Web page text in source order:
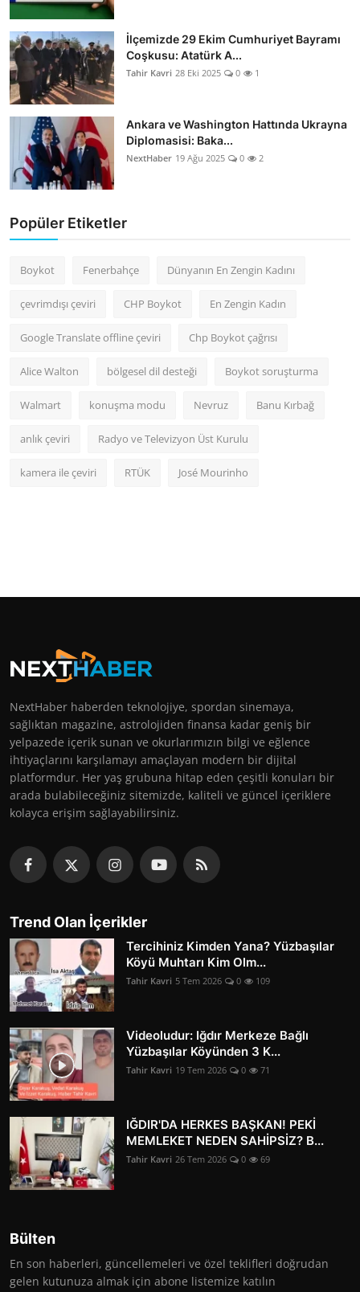
İlçemizde 29 Ekim Cumhuriyet Bayramı
Coşkusu: Atatürk A...
Tahir Kavri 28 Eki 2025 0 1
Ankara ve Washington Hattında Ukrayna
Diplomasisi: Baka...
NextHaber 19 Ağu 2025 0 2
Popüler Etiketler
Boykot Fenerbahçe Dünyanın En Zengin Kadını
çevrimdışı çeviri CHP Boykot En Zengin Kadın
Google Translate offline çeviri Chp Boykot çağrısı
Alice Walton bölgesel dil desteği Boykot soruşturma
Walmart konuşma modu Nevruz Banu Kırbağ
anlık çeviri Radyo ve Televizyon Üst Kurulu
kamera ile çeviri RTÜK José Mourinho
NextHaber haberden teknolojiye, spordan sinemaya,
sağlıktan magazine, astrolojiden finansa kadar geniş bir
yelpazede içerik sunan ve okurlarımızın bilgi ve eğlence
ihtiyaçlarını karşılamayı amaçlayan modern bir dijital
platformdur. Her yaş grubuna hitap eden çeşitli konuları bir
arada bulabileceğiniz sitemizde, kaliteli ve güncel içeriklere
kolayca erişim sağlayabilirsiniz.
Trend Olan İçerikler
Tercihiniz Kimden Yana? Yüzbaşılar
Köyü Muhtarı Kim Olm...
Tahir Kavri 5 Tem 2026 0 109
Videoludur: Iğdır Merkeze Bağlı
Yüzbaşılar Köyünden 3 K...
Tahir Kavri 19 Tem 2026 0 71
IĞDIR'DA HERKES BAŞKAN! PEKİ
MEMLEKET NEDEN SAHİPSİZ? B...
Tahir Kavri 26 Tem 2026 0 69
Bülten
En son haberleri, güncellemeleri ve özel teklifleri doğrudan
gelen kutunuza almak için abone listemize katılın